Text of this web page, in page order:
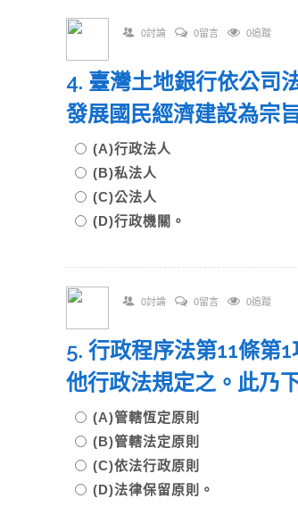
0討論 0留言 0追蹤
4. 臺灣土地銀行依公司
發展國民經濟建設為宗
(A)行政法人
(B)私法人
(C)公法人
(D)行政機關。
0討論 0留言 0追蹤
5. 行政程序法第11條第
他行政法規定之。此乃
(A)管轄恆定原則
(B)管轄法定原則
(C)依法行政原則
(D)法律保留原則。